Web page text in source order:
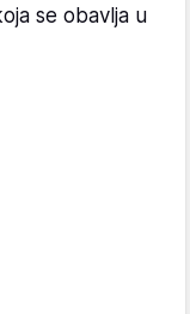
se obavlja u